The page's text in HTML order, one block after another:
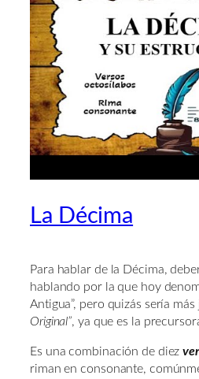
La Décima
Para hablar de la Décima,
hablando por la que hoy
Antigua”, pero quizás sería
Original”, ya que es la
Es una combinación de diez
riman en consonante,